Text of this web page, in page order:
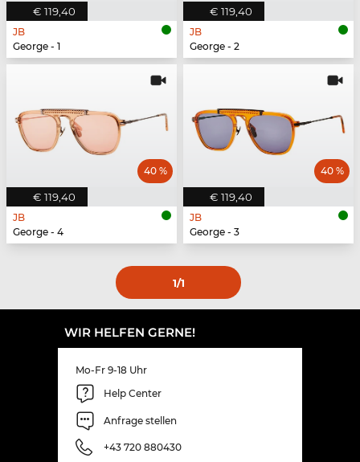
€ 119,40
JB
George - 1
€ 119,40
JB
George - 2
€ 119,40
40 %
JB
George - 4
€ 119,40
40 %
JB
George - 3
1/1
WIR HELFEN GERNE!
Mo-Fr 9-18 Uhr
Help Center
Anfrage stellen
+43 720 880430